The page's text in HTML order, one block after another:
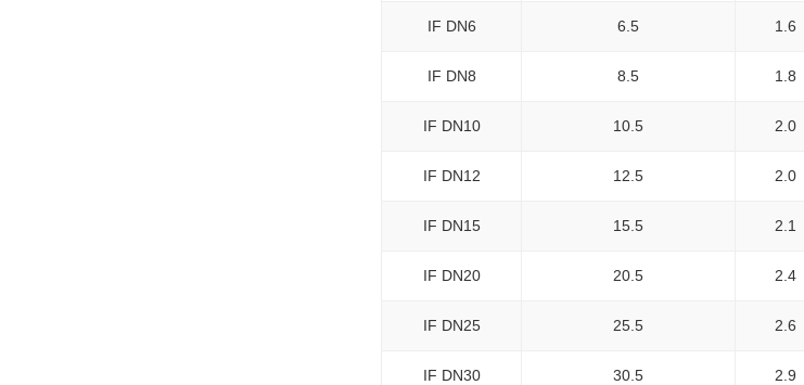
IF DN6 6.5 1.6
IF DN8 8.5 1.8
IF DN10 10.5 2.0
IF DN12 12.5 2.0
IF DN15 15.5 2.1
IF DN20 20.5 2.4
IF DN25 25.5 2.6
IF DN30 30.5 2.9